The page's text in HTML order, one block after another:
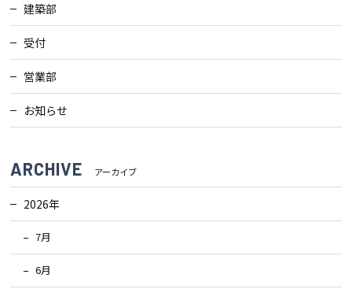
建築部
受付
営業部
お知らせ
ARCHIVE アーカイブ
2026年
7月
6月